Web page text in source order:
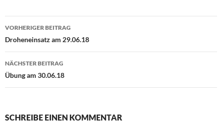
Beitragsnavigation
VORHERIGER BEITRAG
Droheneinsatz am 29.06.18
NÄCHSTER BEITRAG
Übung am 30.06.18
SCHREIBE EINEN KOMMENTAR